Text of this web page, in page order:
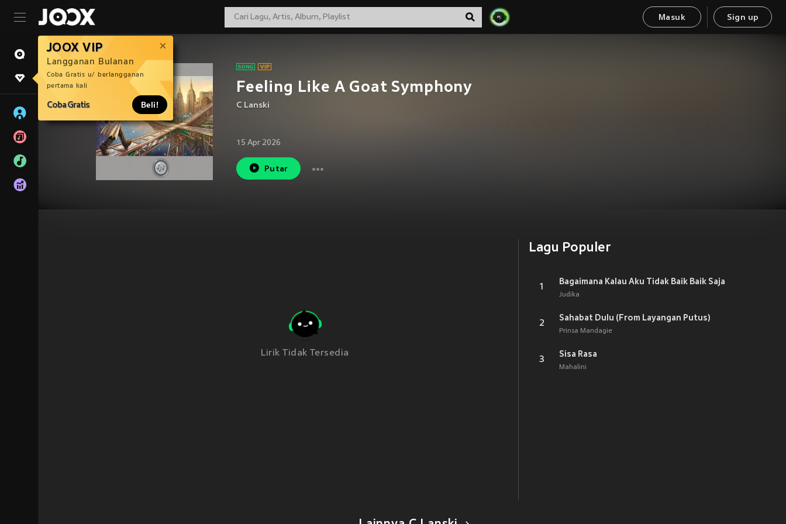
Masuk Sign up
JOOX VIP
Langganan Bulanan
Coba Gratis u/ berlangganan
pertama kali
Coba Gratis Beli!
Feeling Like A Goat Symphony
C Lanski
15 Apr 2026
Putar
Lirik Tidak Tersedia
Lagu Populer
1
Bagaimana Kalau Aku Tidak Baik Baik Saja
Judika
2
Sahabat Dulu (From Layangan Putus)
Prinsa Mandagie
3
Sisa Rasa
Mahalini